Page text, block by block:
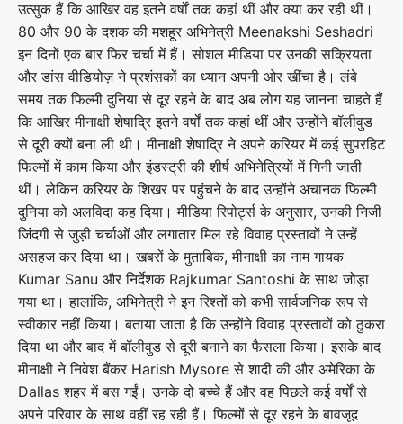
उत्सुक हैं कि आखिर वह इतने वर्षों तक कहां थीं और क्या कर रही थीं।
80 और 90 के दशक की मशहूर अभिनेत्री Meenakshi Seshadri
इन दिनों एक बार फिर चर्चा में हैं। सोशल मीडिया पर उनकी सक्रियता
और डांस वीडियोज़ ने प्रशंसकों का ध्यान अपनी ओर खींचा है। लंबे
समय तक फिल्मी दुनिया से दूर रहने के बाद अब लोग यह जानना चाहते हैं
कि आखिर मीनाक्षी शेषाद्रि इतने वर्षों तक कहां थीं और उन्होंने बॉलीवुड
से दूरी क्यों बना ली थी। मीनाक्षी शेषाद्रि ने अपने करियर में कई सुपरहिट
फिल्मों में काम किया और इंडस्ट्री की शीर्ष अभिनेत्रियों में गिनी जाती
थीं। लेकिन करियर के शिखर पर पहुंचने के बाद उन्होंने अचानक फिल्मी
दुनिया को अलविदा कह दिया। मीडिया रिपोर्ट्स के अनुसार, उनकी निजी
जिंदगी से जुड़ी चर्चाओं और लगातार मिल रहे विवाह प्रस्तावों ने उन्हें
असहज कर दिया था। खबरों के मुताबिक, मीनाक्षी का नाम गायक
Kumar Sanu और निर्देशक Rajkumar Santoshi के साथ जोड़ा
गया था। हालांकि, अभिनेत्री ने इन रिश्तों को कभी सार्वजनिक रूप से
स्वीकार नहीं किया। बताया जाता है कि उन्होंने विवाह प्रस्तावों को ठुकरा
दिया था और बाद में बॉलीवुड से दूरी बनाने का फैसला किया। इसके बाद
मीनाक्षी ने निवेश बैंकर Harish Mysore से शादी की और अमेरिका के
Dallas शहर में बस गईं। उनके दो बच्चे हैं और वह पिछले कई वर्षों से
अपने परिवार के साथ वहीं रह रही हैं। फिल्मों से दूर रहने के बावजूद